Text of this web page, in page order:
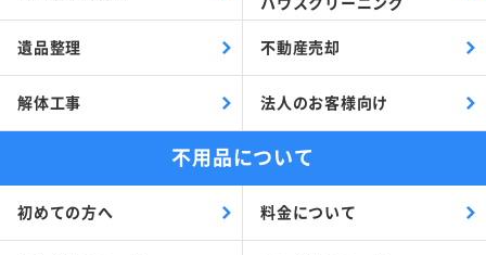
遺品整理 不動産売却
解体工事 法人のお客様向け
不用品について
初めての方へ 料金について